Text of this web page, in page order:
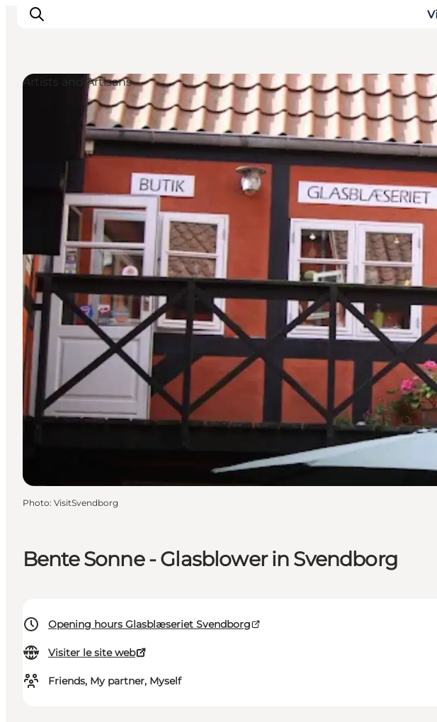
Inspirations
Destinations
Quoi faire
Hébergements
Planifiez votre voyage
Bente Sonne - Glasblower in Svendborg
Opening hours Glasblæseriet Svendborg
Visiter le site web
Friends, My partner, Myself
Artists and Artisans
Photo: VisitSvendborg